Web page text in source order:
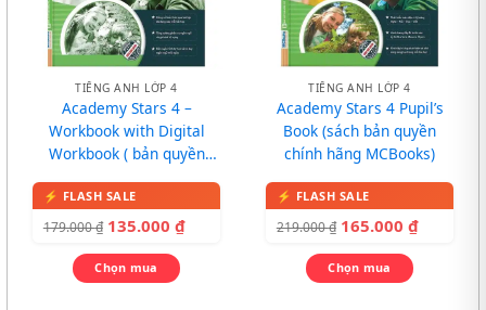
TIẾNG ANH LỚP 4
Academy Stars 4 –
Workbook with Digital
Workbook ( bản quyền
179.000₫ 135.000 ₫
Chọn mua
TIẾNG ANH LỚP 4
Academy Stars 4 Pupil’s
Book (sách bản quyền
chính hãng MCBooks)
219.000₫ 165.000 ₫
Chọn mua